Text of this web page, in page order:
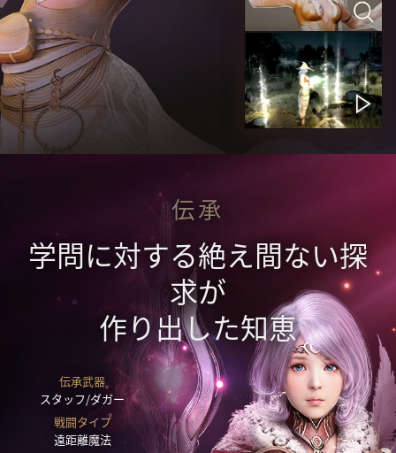
伝承
学問に対する絶え間ない探
求が
作り出した知恵
伝承武器
スタッフ/ダガー
戦闘タイプ
遠距離魔法